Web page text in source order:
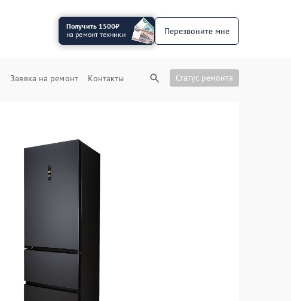
Получить 1500₽
на ремонт техники
Перезвоните мне
Заявка на ремонт Контакты Статус ремонта